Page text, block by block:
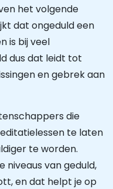
het volgende
dat ongeduld een
is bij veel
dus dat leidt tot
en gebrek aan
die
te laten
te worden.
niveaus van geduld,
en dat helpt je op